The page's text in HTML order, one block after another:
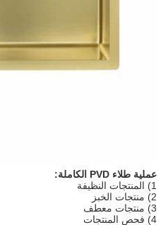
عملية طلاء PVD الكاملة:
4) فحص المنتجات